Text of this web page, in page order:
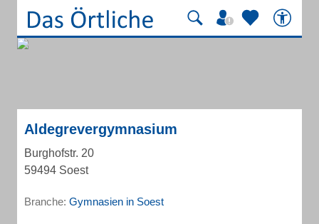
Aldegrevergymnasium
Burghofstr. 20
59494 Soest
Branche: Gymnasien in Soest